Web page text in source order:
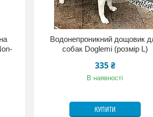
Водонепроникний дощовик
собак Doglemi (розмір L)
335 ₴
В наявності
КУПИТИ